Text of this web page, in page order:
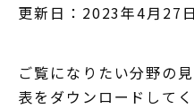
更新日：2023年4月27日
ご覧になりたい分野の
表をダウンロードして